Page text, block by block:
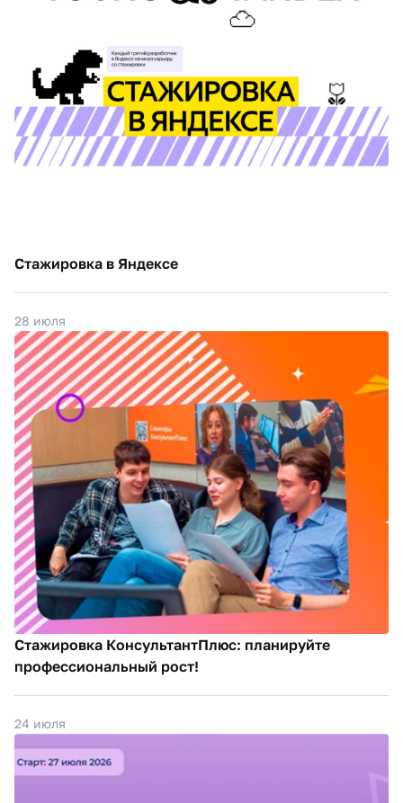
Стажировка в Яндексе
28 июля
Стажировка КонсультантПлюс: планируйте
профессиональный рост!
24 июля